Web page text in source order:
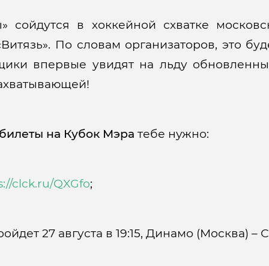
в хоккейной схватке
По словам организаторов, это
впервые увидят на льду
на Кубок Мэра тебе нужно:
clck.ru/QXGfo;
27 августа в 19:15, Динамо (Москва) –